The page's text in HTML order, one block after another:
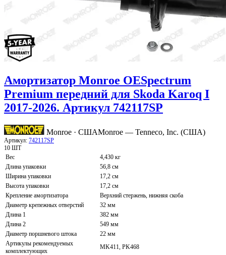
Амортизатор Monroe OESpectrum
Premium передний для Skoda Karoq I
2017-2026. Артикул 742117SP
Monroe · СШАMonroe — Tenneco, Inc. (США)
Артикул: 742117SP
10 ШТ
Вес
4,430 кг
Длина упаковки
56,8 см
Ширина упаковки
17,2 см
Высота упаковки
17,2 см
Крепление амортизатора
Верхний стержень, нижняя скоба
Диаметр крепежных отверстий
32 мм
Длина 1
382 мм
Длина 2
549 мм
Диаметр поршневого штока
22 мм
Артикулы рекомендуемых
комплектующих
MK411, PK468